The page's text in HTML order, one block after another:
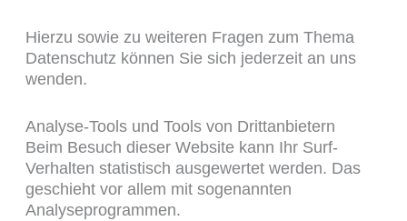
Hierzu sowie zu weiteren Fragen zum Thema
Datenschutz können Sie sich jederzeit an uns
wenden.
Analyse-Tools und Tools von Dritt­anbietern
Beim Besuch dieser Website kann Ihr Surf-
Verhalten statistisch ausgewertet werden. Das
geschieht vor allem mit sogenannten
Analyseprogrammen.